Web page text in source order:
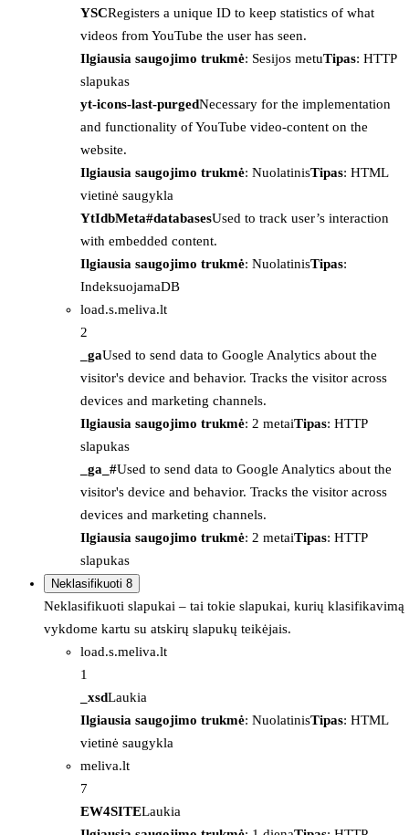
YSCRegisters a unique ID to keep statistics of what
videos from YouTube the user has seen.
Ilgiausia saugojimo trukmė: Sesijos metuTipas: HTTP
slapukas
yt-icons-last-purgedNecessary for the implementation
and functionality of YouTube video-content on the
website.
Ilgiausia saugojimo trukmė: NuolatinisTipas: HTML
vietinė saugykla
YtIdbMeta#databasesUsed to track user’s interaction
with embedded content.
Ilgiausia saugojimo trukmė: NuolatinisTipas:
IndeksuojamaDB
load.s.meliva.lt
2
_gaUsed to send data to Google Analytics about the
visitor's device and behavior. Tracks the visitor across
devices and marketing channels.
Ilgiausia saugojimo trukmė: 2 metaiTipas: HTTP
slapukas
_ga_#Used to send data to Google Analytics about the
visitor's device and behavior. Tracks the visitor across
devices and marketing channels.
Ilgiausia saugojimo trukmė: 2 metaiTipas: HTTP
slapukas
Neklasifikuoti 8
Neklasifikuoti slapukai – tai tokie slapukai, kurių klasifikavimą
vykdome kartu su atskirų slapukų teikėjais.
load.s.meliva.lt
1
_xsdLaukia
Ilgiausia saugojimo trukmė: NuolatinisTipas: HTML
vietinė saugykla
meliva.lt
7
EW4SITELaukia